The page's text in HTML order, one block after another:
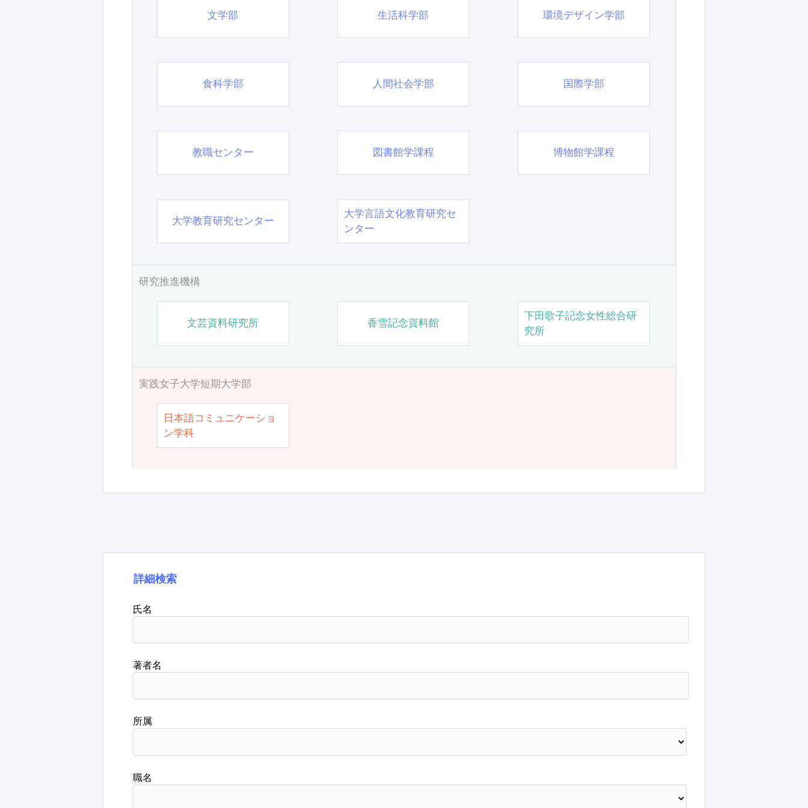
文学部 生活科学部 環境デザイン学部
食科学部 人間社会学部 国際学部
教職センター 図書館学課程 博物館学課程
大学教育研究センター
大学言語文化教育研究セ
ンター
研究推進機構
文芸資料研究所 香雪記念資料館
下田歌子記念女性総合研
究所
実践女子大学短期大学部
日本語コミュニケーショ
ン学科
詳細検索
氏名
著者名
所属
職名